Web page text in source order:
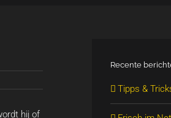
hij of
Recente
Tipps &